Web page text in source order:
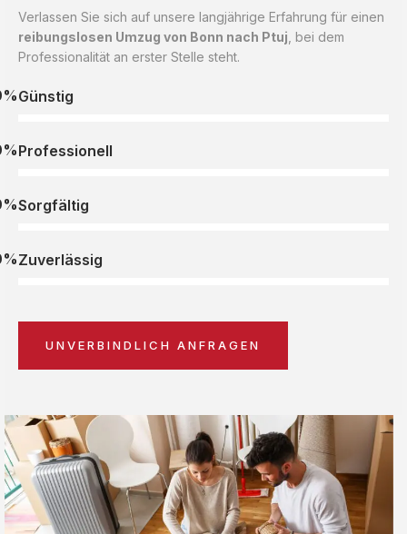
Verlassen Sie sich auf unsere langjährige Erfahrung für einen
reibungslosen Umzug von Bonn nach Ptuj , bei dem
Professionalität an erster Stelle steht.
Günstig
Professionell
Sorgfältig
Zuverlässig
UNVERBINDLICH ANFRAGEN